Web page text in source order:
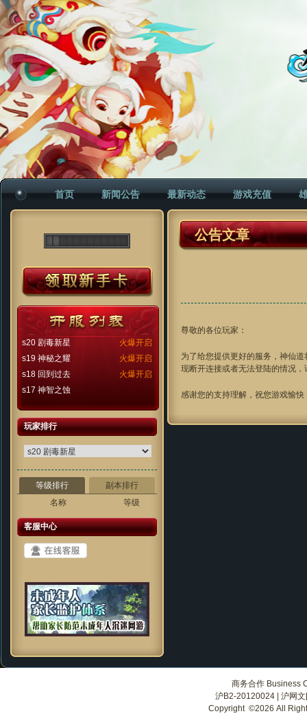
首页 新闻公告 最新动态 游戏充值
火爆开启
s20 剧毒新星
火爆开启
s19 神秘之耀
火爆开启
s18 回到过去
s17 神智之蚀
玩家排行
等级排行
副本排行
名称
等级
客服中心
公告文章
尊敬的各位玩家：
为了给您提供更好的服务，神仙
现断开连接或者无法登陆的情况
感谢您的支持理解，祝您游戏愉快
商务合作 Business
沪B2-20120024
沪网
Copyright ©2026 All